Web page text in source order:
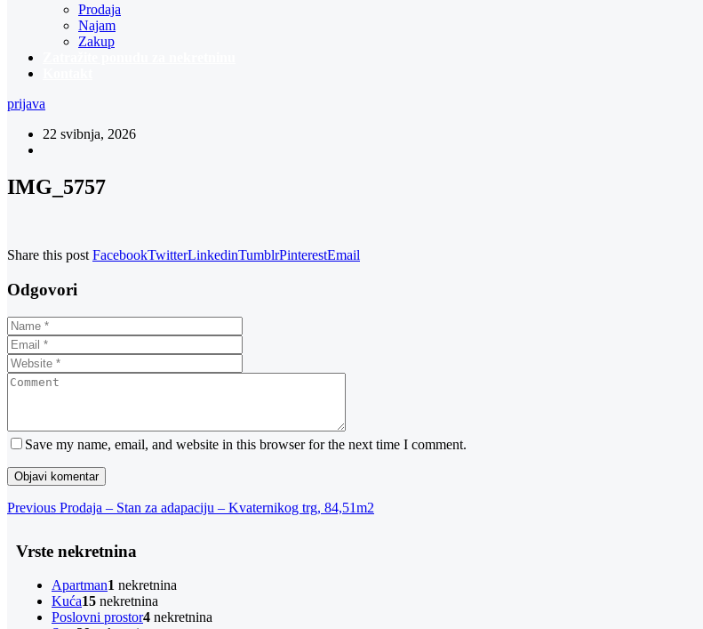
Prodaja
Najam
Zakup
prijava
22 svibnja, 2026
IMG_5757
Share this post FacebookTwitterLinkedinTumblrPinterestEmail
Odgovori
Save my name, email, and website in this browser for the next time I comment.
Navigacija
Previous
Previous Prodaja – Stan za adapaciju – Kvaternikog trg, 84,51m2
Vrste nekretnina
Apartman1 nekretnina
Kuća15 nekretnina
Poslovni prostor4 nekretnina